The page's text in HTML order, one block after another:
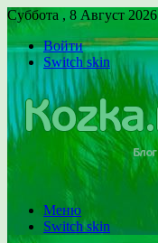
Суббота , 8 Август 2026
Войти
Switch skin
Меню
Switch skin